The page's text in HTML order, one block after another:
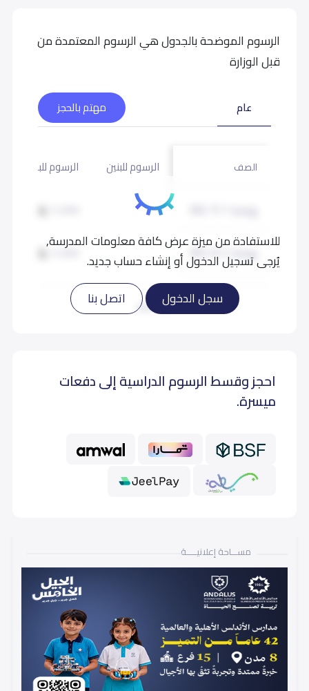
الرسوم الموضحة بالجدول هي الرسوم المعتمدة من
قبل الوزارة
للاستفادة من ميزة عرض كافة معلومات المدرسة,
يُرجى تسجيل الدخول أو إنشاء حساب جديد.
سجل الدخول
اتصل بنا
عام مهتم بالحجز
اقرأ المزيد
الصف الرسوم للبنين الرسوم للبنات
روضة 2 (KG 2) 12,000
تمهيدي (KG 3) 12,000
احجز وقسط الرسوم الدراسية إلى دفعات
ميسرة.
مســـاحة إعلانيـــــة